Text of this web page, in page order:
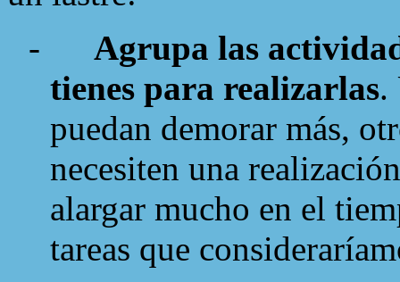
-
Agrupa las
tienes para realizarlas.
puedan demorar más,
necesiten una
alargar mucho en el
tareas que